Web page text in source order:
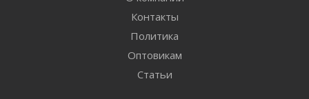
Контакты
Политика
Оптовикам
Статьи